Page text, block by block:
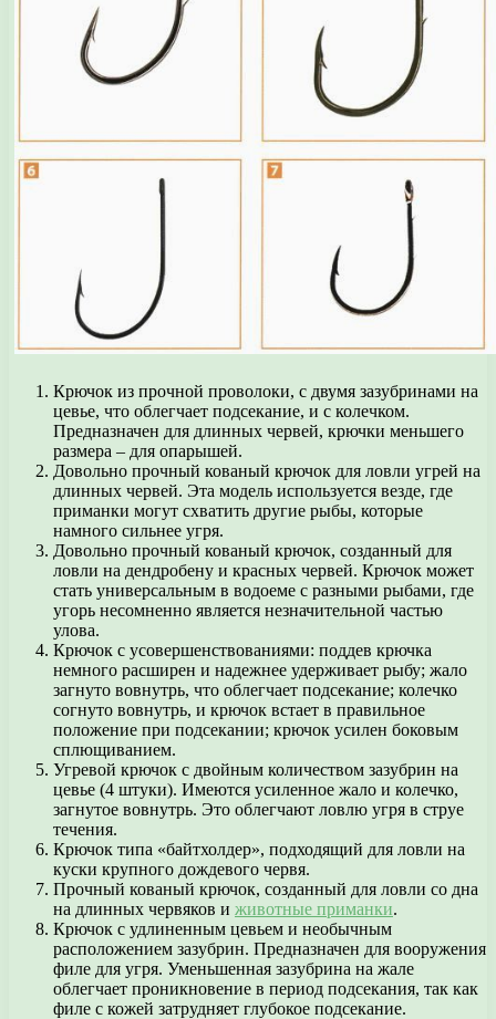
Крючок из прочной проволоки, с двумя зазубринами на
цевье, что облегчает подсекание, и с колечком.
Предназначен для длинных червей, крючки меньшего
размера – для опарышей.
Довольно прочный кованый крючок для ловли угрей на
длинных червей. Эта модель используется везде, где
приманки могут схватить другие рыбы, которые
намного сильнее угря.
Довольно прочный кованый крючок, созданный для
ловли на дендробену и красных червей. Крючок может
стать универсальным в водоеме с разными рыбами, где
угорь несомненно является незначительной частью
улова.
Крючок с усовершенствованиями: поддев крючка
немного расширен и надежнее удерживает рыбу; жало
загнуто вовнутрь, что облегчает подсекание; колечко
согнуто вовнутрь, и крючок встает в правильное
положение при подсекании; крючок усилен боковым
сплющиванием.
Угревой крючок с двойным количеством зазубрин на
цевье (4 штуки). Имеются усиленное жало и колечко,
загнутое вовнутрь. Это облегчают ловлю угря в струе
течения.
Крючок типа «байтхолдер», подходящий для ловли на
куски крупного дождевого червя.
Прочный кованый крючок, созданный для ловли со дна
на длинных червяков и животные приманки.
Крючок с удлиненным цевьем и необычным
расположением зазубрин. Предназначен для вооружения
филе для угря. Уменьшенная зазубрина на жале
облегчает проникновение в период подсекания, так как
филе с кожей затрудняет глубокое подсекание.